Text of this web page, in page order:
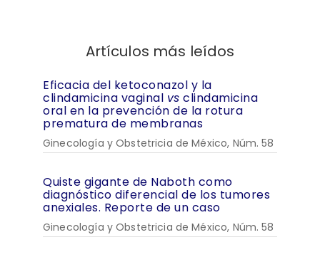
Artículos más leídos
Eficacia del ketoconazol y la
clindamicina vaginal vs clindamicina
oral en la prevención de la rotura
prematura de membranas
Ginecología y Obstetricia de México, Núm. 58
Quiste gigante de Naboth como
diagnóstico diferencial de los tumores
anexiales. Reporte de un caso
Ginecología y Obstetricia de México, Núm. 58